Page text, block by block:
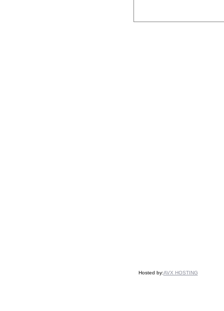
Hosted by:AVX HOSTING